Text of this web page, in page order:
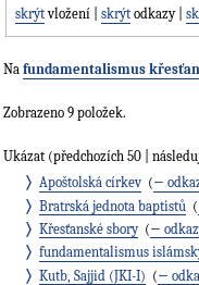
skrýtvložení |skrýt odkazy |
Na fundamentalismus
Zobrazeno 9 položek.
Ukázat (předchozích 50 |
Apoštolská církev (←
Bratrská jednota baptistů (
Křesťanské sbory‎ (←
fundamentalismus
Kutb, Sajjid (JKI-I) (←